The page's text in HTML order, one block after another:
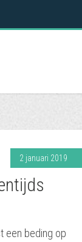
2 januari 2019
een beding op